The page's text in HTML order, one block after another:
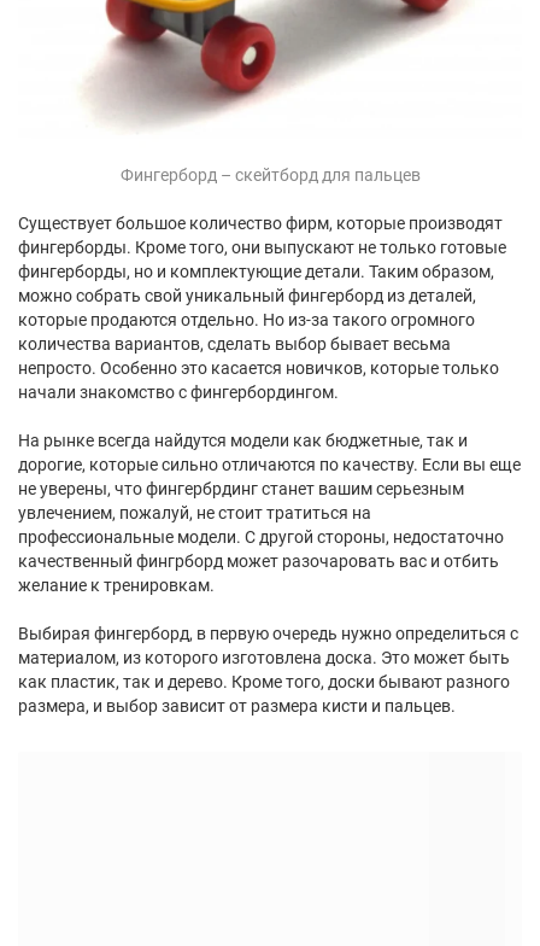
Фингерборд – скейтборд для пальцев
Существует большое количество фирм, которые производят
фингерборды. Кроме того, они выпускают не только готовые
фингерборды, но и комплектующие детали. Таким образом,
можно собрать свой уникальный фингерборд из деталей,
которые продаются отдельно. Но из-за такого огромного
количества вариантов, сделать выбор бывает весьма
непросто. Особенно это касается новичков, которые только
начали знакомство с фингербордингом.
На рынке всегда найдутся модели как бюджетные, так и
дорогие, которые сильно отличаются по качеству. Если вы еще
не уверены, что фингербрдинг станет вашим серьезным
увлечением, пожалуй, не стоит тратиться на
профессиональные модели. С другой стороны, недостаточно
качественный фингрборд может разочаровать вас и отбить
желание к тренировкам.
Выбирая фингерборд, в первую очередь нужно определиться с
материалом, из которого изготовлена доска. Это может быть
как пластик, так и дерево. Кроме того, доски бывают разного
размера, и выбор зависит от размера кисти и пальцев.